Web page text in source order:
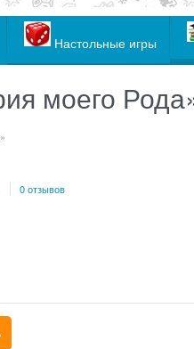
Настольные игры
моего
0 отзывов